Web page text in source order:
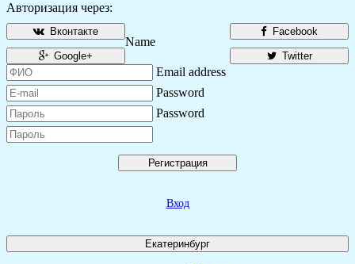
Авторизация через:
Facebook
Вконтакте
Twitter
Google+
Name
Email address
Password
Password
Регистрация
Вход
Екатеринбург